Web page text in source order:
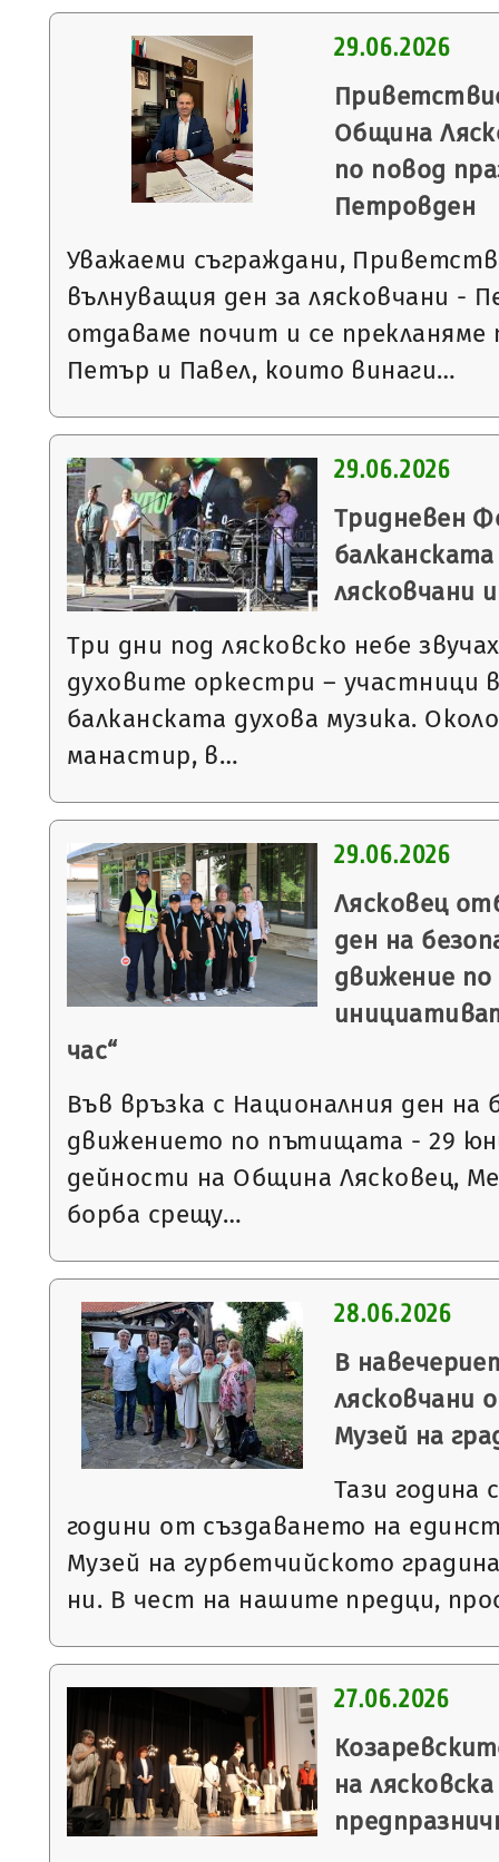
29.06.2026
Община
по повод
Петровден
Уважаеми съграждани,
вълнуващия ден за лясковчани -
отдаваме почит и се
Петър и Павел, които винаги…
29.06.2026
Тридневен
лясковчани
Три дни под лясковско небе
духовите оркестри – участници
балканската духова музика.
манастир, в…
29.06.2026
Лясковец
ден на
движение
час“
Във връзка с Националния ден на
движението по пътищата - 29
дейности на Община Лясковец,
борба срещу…
28.06.2026
В
лясковчани
Музей на
Тази година
години от създаването на
Музей на гурбетчийското
ни. В чест на нашите предци,
27.06.2026
на